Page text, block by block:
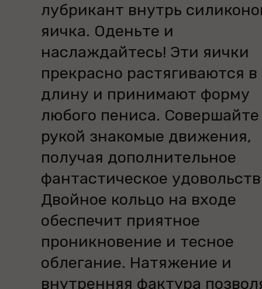
лубрикант внутрь
яичка. Оденьте и
наслаждайтесь! Эти яички
прекрасно растягиваются в
длину и принимают форму
любого пениса. Совершайте
рукой знакомые движения,
получая дополнительное
фантастическое
Двойное кольцо на входе
обеспечит приятное
проникновение и тесное
облегание. Натяжение и
внутренняя фактура